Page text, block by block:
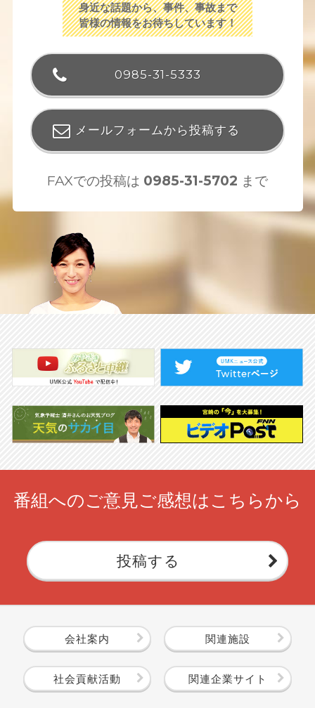
身近な話題から、事件、事故まで
皆様の情報をお待ちしています！
0985-31-5333
メールフォームから投稿する
FAXでの投稿は 0985-31-5702 まで
番組へのご意見ご感想はこちらから
投稿する
会社案内 関連施設
社会貢献活動 関連企業サイト